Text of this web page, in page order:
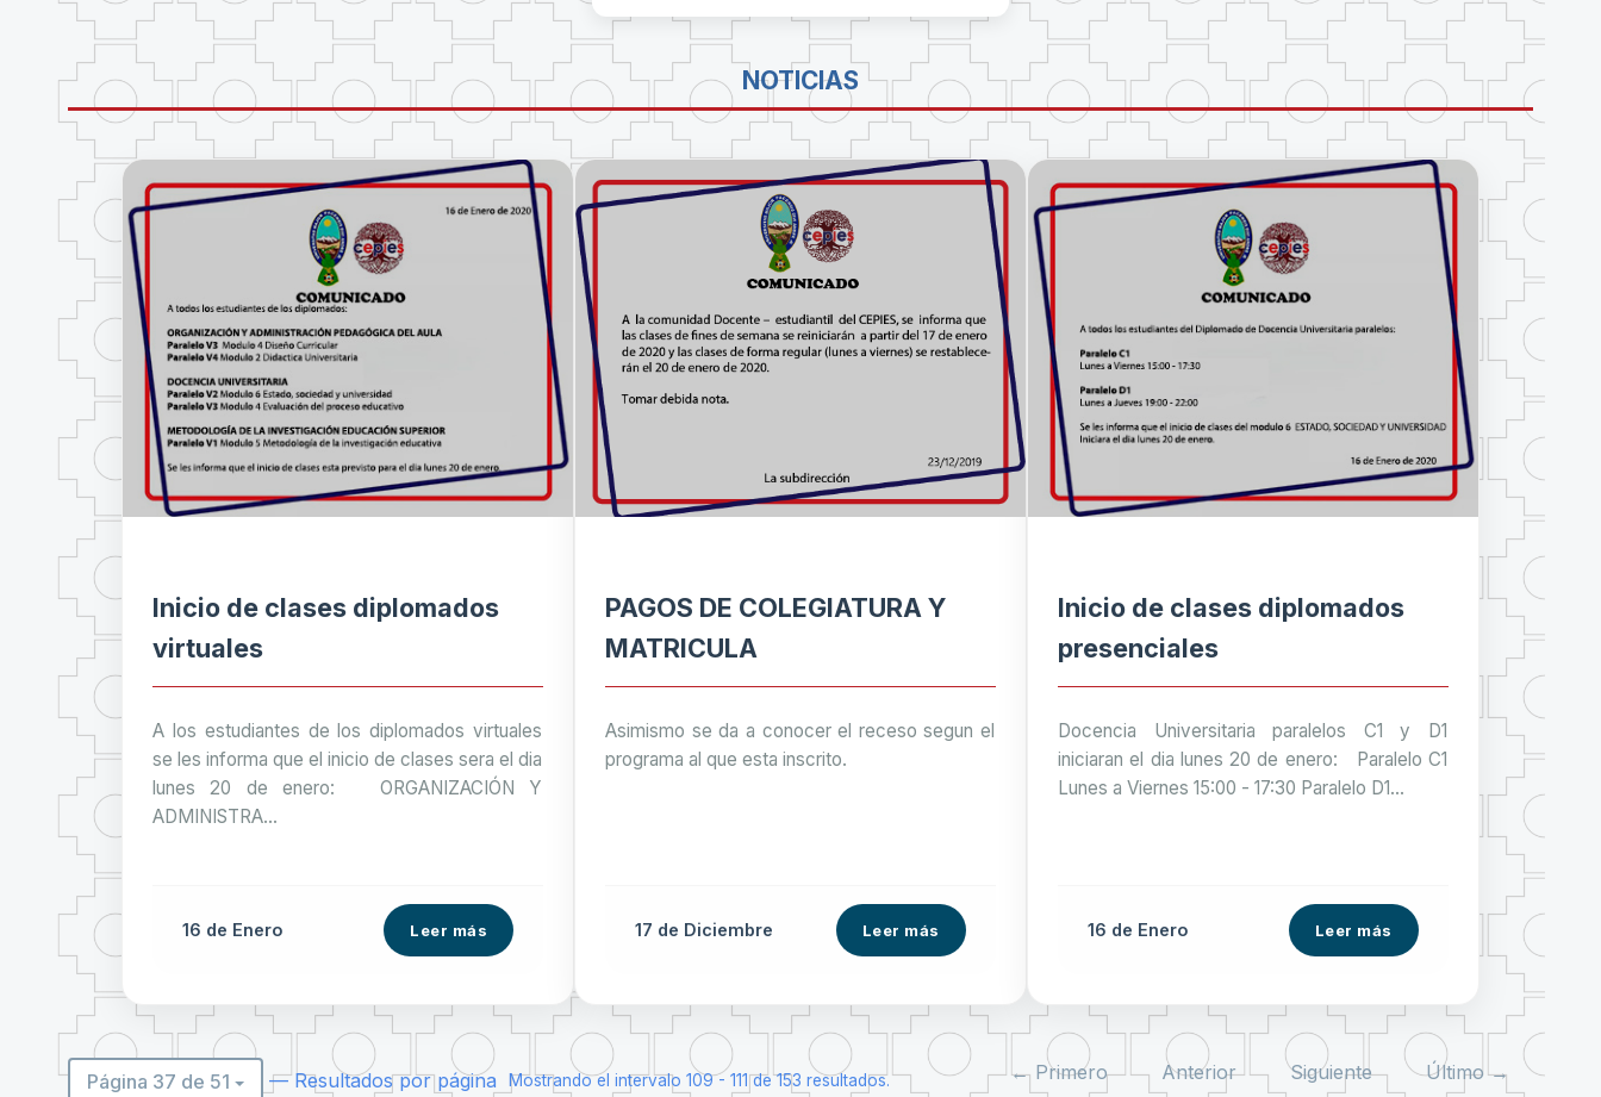
NOTICIAS
Inicio de clases diplomados
virtuales
A los estudiantes de los diplomados virtuales
se les informa que el inicio de clases sera el dia
lunes 20 de enero: ORGANIZACIÓN Y
ADMINISTRA...
16 de Enero Leer más
PAGOS DE COLEGIATURA Y
MATRICULA
Asimismo se da a conocer el receso segun el
programa al que esta inscrito.
17 de Diciembre Leer más
Inicio de clases diplomados
presenciales
Docencia Universitaria paralelos C1 y D1
iniciaran el dia lunes 20 de enero: Paralelo C1
Lunes a Viernes 15:00 - 17:30 Paralelo D1...
16 de Enero Leer más
Página 37 de 51 — Resultados por página Mostrando el intervalo 109 - 111 de 153 resultados. ← Primero Anterior Siguiente Último →